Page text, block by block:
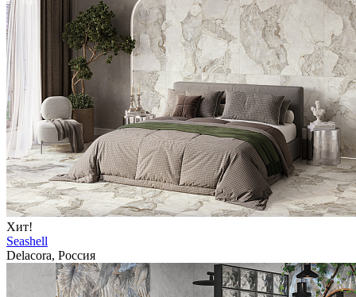
Хит!
Seashell
Delacora, Россия